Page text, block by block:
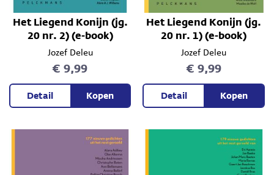
Het Liegend Konijn (jg.
20 nr. 2) (e-book)
Jozef Deleu
€ 9,99
Detail Kopen
Het Liegend Konijn (jg.
20 nr. 1) (e-book)
Jozef Deleu
€ 9,99
Detail Kopen